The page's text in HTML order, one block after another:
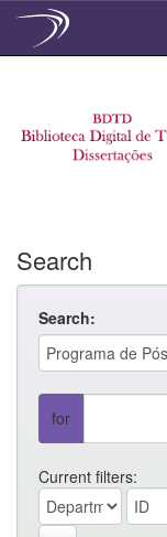
Search
Search:
for
Current filters: